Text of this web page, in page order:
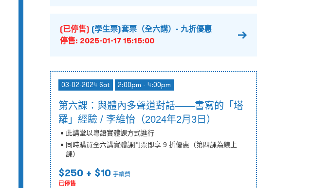
(已停售) (學生票)套票（全六講）- 九折優惠
停售: 2025-01-17 15:15:00
03-02-2024 Sat 2:00pm - 4:00pm
第六課：與體內多聲道對話——書寫的「塔
羅」經驗 / 李維怡（2024年2月3日）
此講堂以粵語實體課方式進行
同時購買全六講實體課門票即享 9 折優惠（第四課為線上
課）
$250 + $10 手續費
已停售